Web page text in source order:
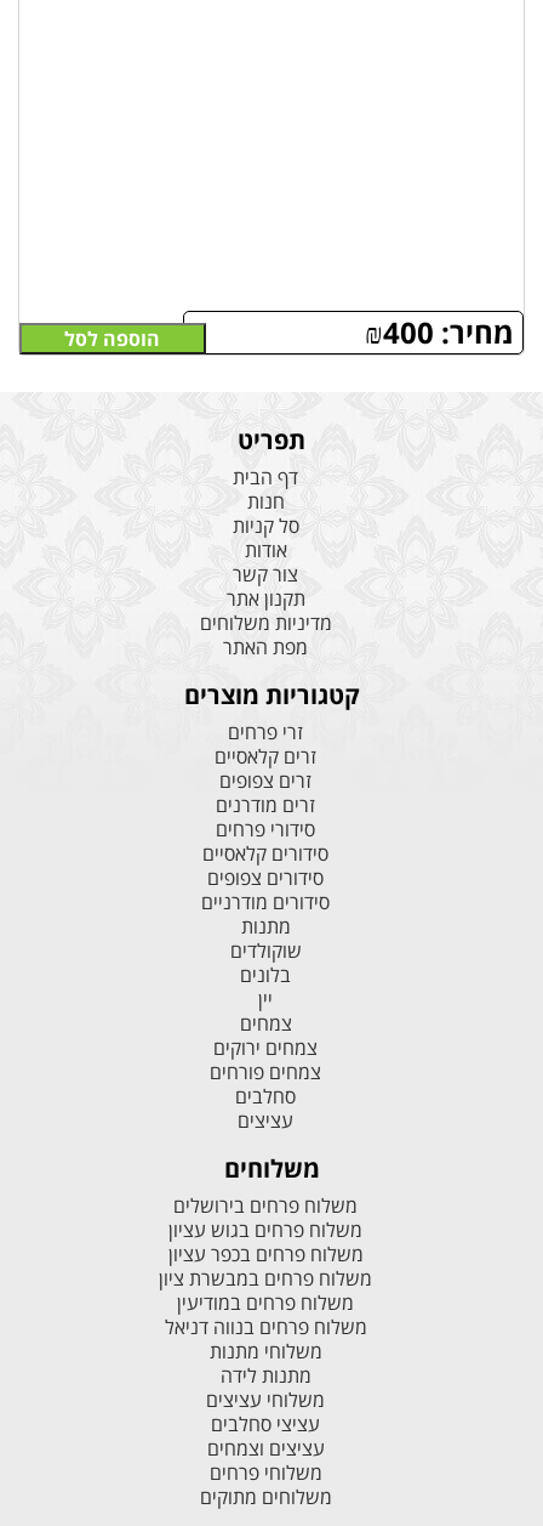
מחיר: ₪400 הוספה לסל
תפריט
דף הבית
חנות
סל קניות
אודות
צור קשר
תקנון אתר
מדיניות משלוחים
מפת האתר
קטגוריות מוצרים
זרי פרחים
זרים קלאסיים
זרים צפופים
זרים מודרנים
סידורי פרחים
סידורים קלאסיים
סידורים צפופים
סידורים מודרניים
מתנות
שוקולדים
בלונים
יין
צמחים
צמחים ירוקים
צמחים פורחים
סחלבים
עציצים
משלוחים
משלוח פרחים בירושלים
משלוח פרחים בגוש עציון
משלוח פרחים בכפר עציון
משלוח פרחים במבשרת ציון
משלוח פרחים במודיעין
משלוח פרחים בנווה דניאל
משלוחי מתנות
מתנות לידה
משלוחי עציצים
עציצי סחלבים
עציצים וצמחים
משלוחי פרחים
משלוחים מתוקים